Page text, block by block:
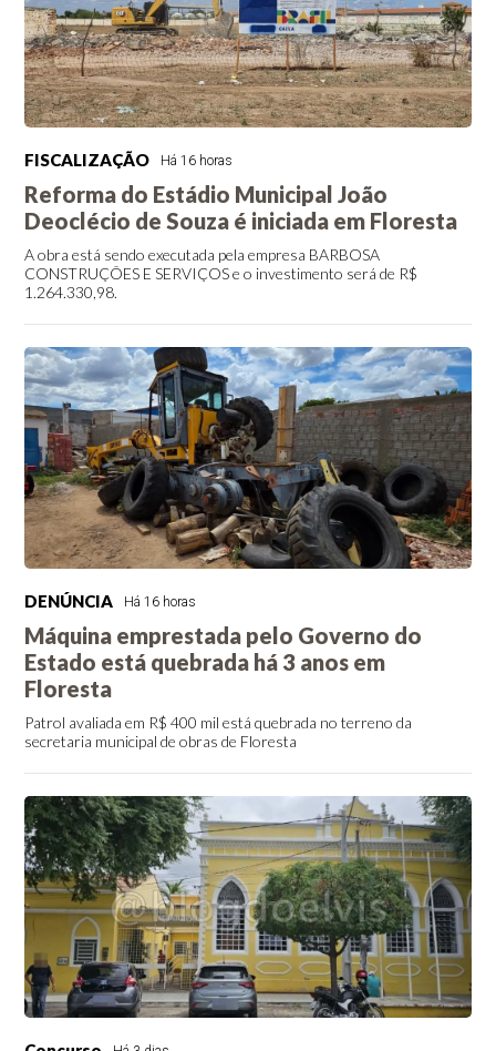
FISCALIZAÇÃO Há 16 horas
Reforma do Estádio Municipal João
Deoclécio de Souza é iniciada em Floresta
A obra está sendo executada pela empresa BARBOSA
CONSTRUÇÕES E SERVIÇOS e o investimento será de R$
1.264.330,98.
DENÚNCIA Há 16 horas
Máquina emprestada pelo Governo do
Estado está quebrada há 3 anos em
Floresta
Patrol avaliada em R$ 400 mil está quebrada no terreno da
secretaria municipal de obras de Floresta